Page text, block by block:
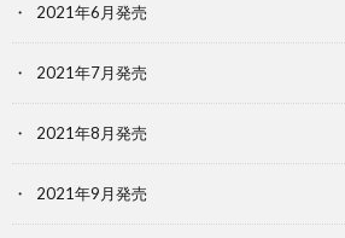
2021年6月発売
2021年7月発売
2021年8月発売
2021年9月発売